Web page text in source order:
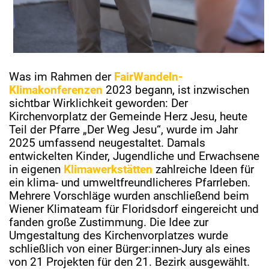
Was im Rahmen der FairWandeln-
Klimakonferenzen 2023 begann, ist inzwischen
sichtbar Wirklichkeit geworden: Der
Kirchenvorplatz der Gemeinde Herz Jesu, heute
Teil der Pfarre „Der Weg Jesu“, wurde im Jahr
2025 umfassend neugestaltet. Damals
entwickelten Kinder, Jugendliche und Erwachsene
in eigenen Klimawerkstätten zahlreiche Ideen für
ein klima- und umweltfreundlicheres Pfarrleben.
Mehrere Vorschläge wurden anschließend beim
Wiener Klimateam für Floridsdorf eingereicht und
fanden große Zustimmung. Die Idee zur
Umgestaltung des Kirchenvorplatzes wurde
schließlich von einer Bürger:innen-Jury als eines
von 21 Projekten für den 21. Bezirk ausgewählt.